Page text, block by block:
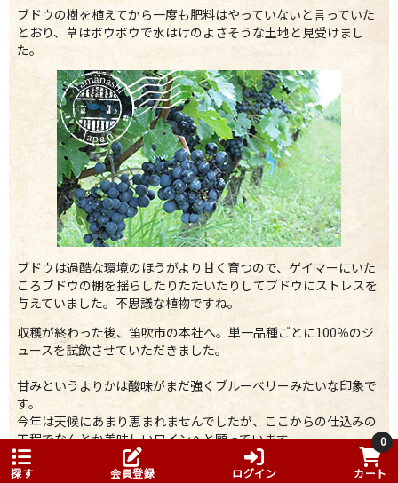
ブドウの樹を植えてから一度も肥料はやっていないと言っていた
とおり、草はボウボウで水はけのよさそうな土地と見受けまし
た。
ブドウは過酷な環境のほうがより甘く育つので、ゲイマーにいた
ころブドウの棚を揺らしたりたたいたりしてブドウにストレスを
与えていました。不思議な植物ですね。
収穫が終わった後、笛吹市の本社へ。単一品種ごとに100％のジ
ュースを試飲させていただきました。
甘みというよりかは酸味がまだ強くブルーベリーみたいな印象で
す。
今年は天候にあまり恵まれませんでしたが、ここからの仕込みの
工程でなんとか美味しいワインへと願っています。
探す 会員登録 ログイン
0
カート